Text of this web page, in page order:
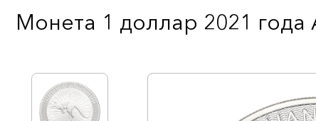
Монета 1 доллар 2021 года